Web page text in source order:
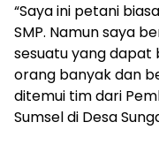
“Saya ini petani
SMP. Namun saya
sesuatu yang
orang banyak dan
ditemui tim dari
Sumsel di Desa